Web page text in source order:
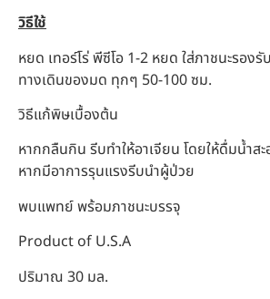
วิธีใช้
หยด เทอร์โร่ พีซีโอ 1-2 หยด ใส่ภาชนะรอง
ทางเดินของมด ทุกๆ 50-100 ซม.
วิธีแก้พิษเบื้องต้น
หากกลืนกิน รีบทำให้อาเจียน โดยให้ดื่มน้ำส
หากมีอาการรุนแรงรีบนำผู้ป่วย
พบแพทย์ พร้อมภาชนะบรรจุ
Product of U.S.A
ปริมาณ 30 มล.